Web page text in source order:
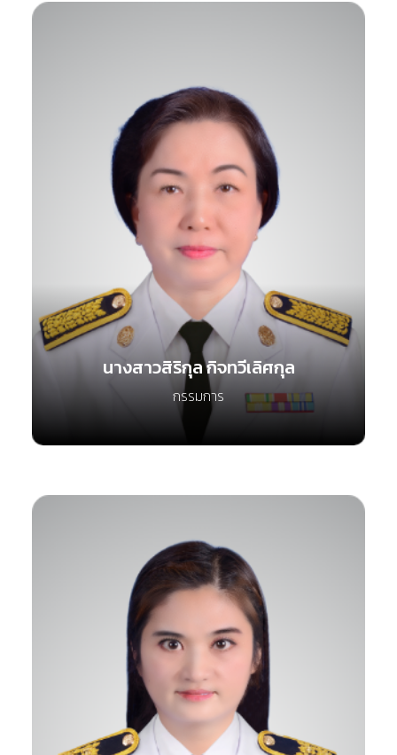
นางสาวสิริกุล กิจทวีเลิศกุล
กรรมการ